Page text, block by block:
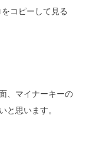
コピーして見る
、マイナーキーの
思います。